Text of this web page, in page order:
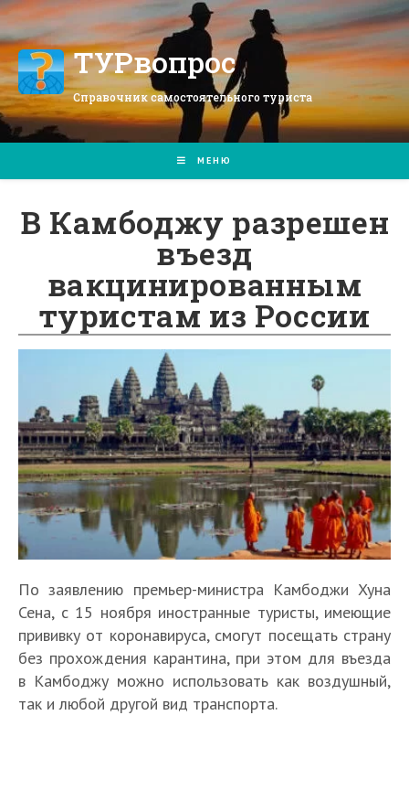
Перейти
к
содержимомуТУРвопрос
Справочник самостоятельного туриста
МЕНЮ
В Камбоджу разрешен
въезд
вакцинированным
туристам из России
По заявлению премьер-министра Камбоджи Хуна
Сена, с 15 ноября иностранные туристы, имеющие
прививку от коронавируса, смогут посещать страну
без прохождения карантина, при этом для въезда
в Камбоджу можно использовать как воздушный,
так и любой другой вид транспорта.